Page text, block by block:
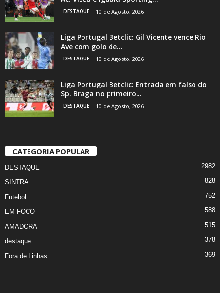
DESTAQUE 10 de Agosto, 2026
Liga Portugal Betclic: Gil Vicente vence Rio
Ave com golo de...
DESTAQUE 10 de Agosto, 2026
Liga Portugal Betclic: Entrada em falso do
Sp. Braga no primeiro...
DESTAQUE 10 de Agosto, 2026
CATEGORIA POPULAR
DESTAQUE 2982
SINTRA 828
Futebol 752
EM FOCO 588
AMADORA 515
destaque 378
Fora de Linhas 369